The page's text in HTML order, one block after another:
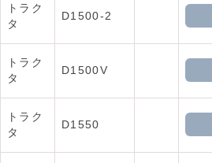
トラク
タ
D1500-2
トラク
タ
D1500V
トラク
タ
D1550